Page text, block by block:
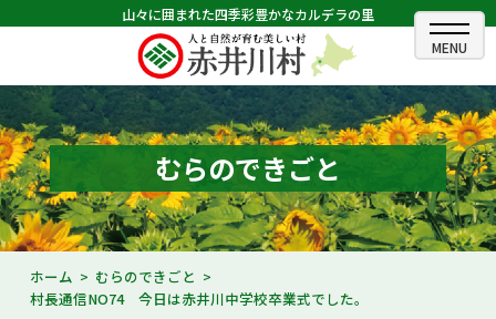
山々に囲まれた四季彩豊かなカルデラの里
ホーム
むらのできごと
むらのプロフィール
くらしの情報
村長室
むらのできごと
ホーム
むらのできごと
村長通信NO74 今日は赤井川中学校卒業式でした。